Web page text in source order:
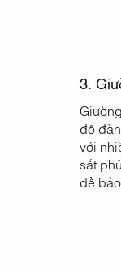
3.
độ
với
sắt
dễ